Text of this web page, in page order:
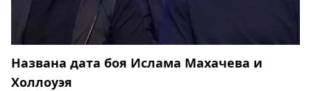
Названа дата боя Ислама Махачева и
Холлоуэя